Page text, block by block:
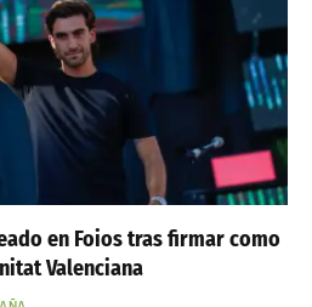
en Foios tras firmar como
Valenciana